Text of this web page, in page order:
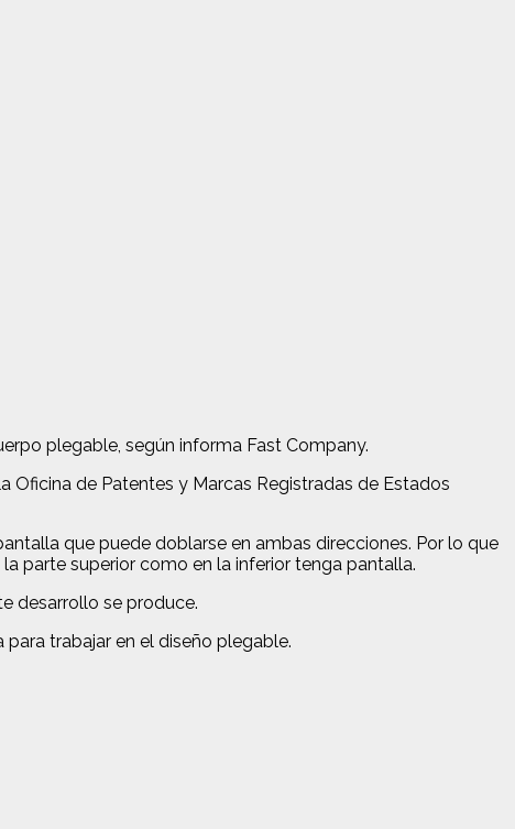
plegable, según informa Fast Company.
de Patentes y Marcas Registradas de Estados
que puede doblarse en ambas direcciones. Por lo que
parte superior como en la inferior tenga pantalla.
desarrollo se produce.
trabajar en el diseño plegable.